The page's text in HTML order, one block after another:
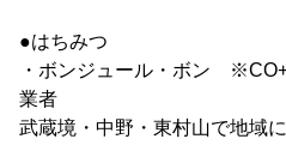
●はちみつ
・ボンジュール・ボン
業者
武蔵境・中野・東村山で地域